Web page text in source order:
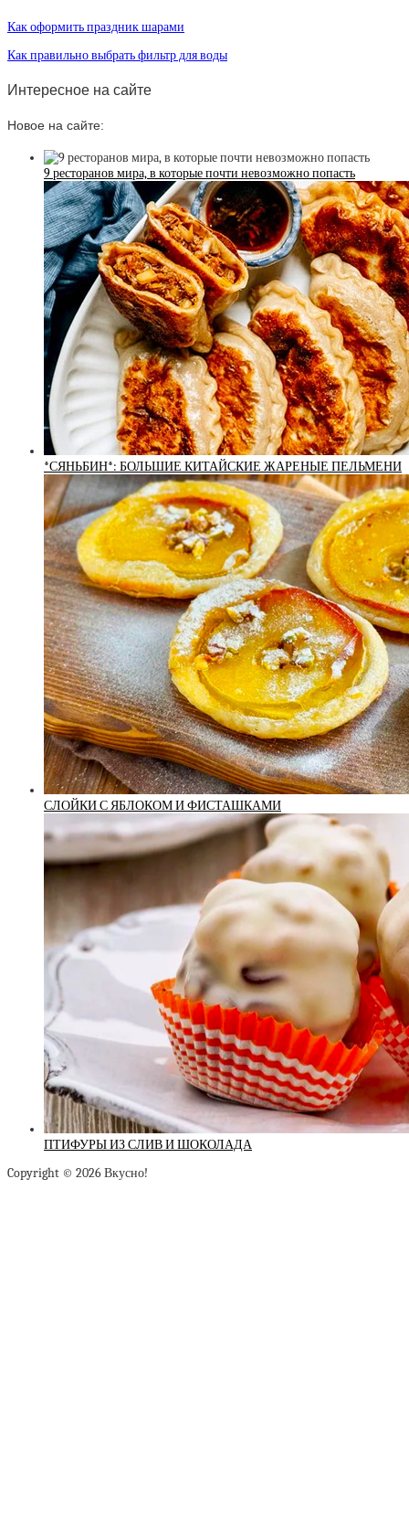
Как оформить праздник шарами
Как правильно выбрать фильтр для воды
Интересное на сайте
Новое на сайте:
9 ресторанов мира, в которые почти невозможно попасть
*СЯНЬБИН*: БОЛЬШИЕ КИТАЙСКИЕ ЖАРЕНЫЕ ПЕЛЬМЕНИ
СЛОЙКИ С ЯБЛОКОМ И ФИСТАШКАМИ
ПТИФУРЫ ИЗ СЛИВ И ШОКОЛАДА
Copyright © 2026 Вкусно!